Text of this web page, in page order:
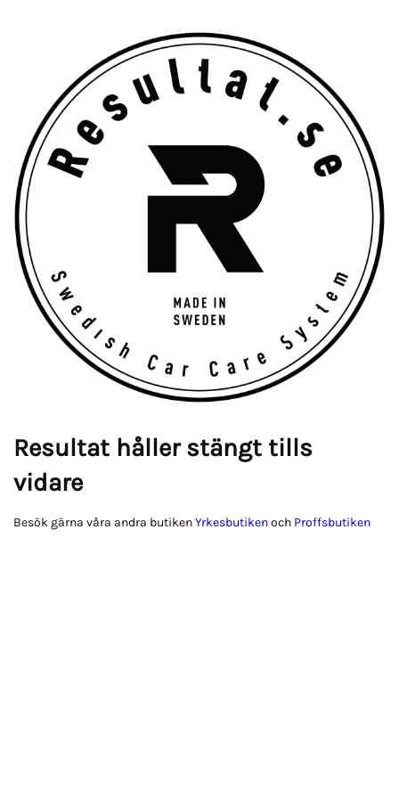
Resultat håller stängt tills
vidare
Besök gärna våra andra butikenYrkesbutikenoch Proffsbutiken